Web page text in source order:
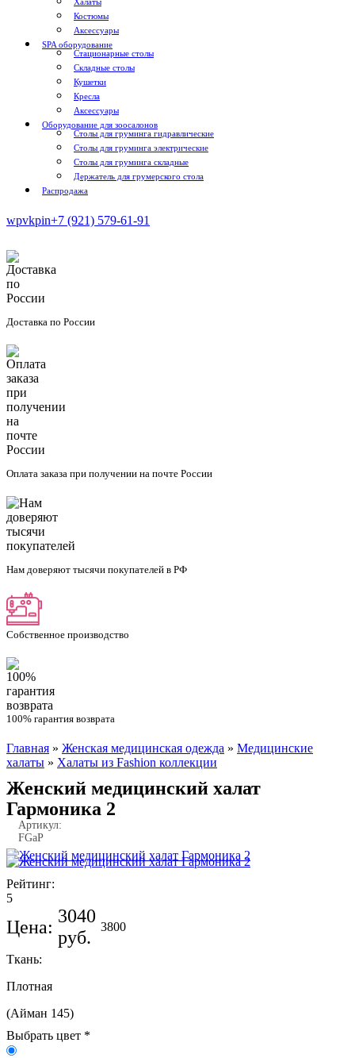
Костюмы
Аксессуары
SPA оборудование
Стационарные столы
Складные столы
Кушетки
Кресла
Аксессуары
Оборудование для зоосалонов
Столы для груминга гидравлические
Столы для груминга электрические
Столы для груминга складные
Держатель для грумерского стола
Распродажа
wpvkpin+7 (921) 579-61-91
Доставка по России
Оплата заказа при получении на почте России
Нам доверяют тысячи покупателей в РФ
Собственное производство
100% гарантия возврата
Вы здесь
Главная » Женская медицинская одежда » Медицинские
халаты » Халаты из Fashion коллекции
Женский медицинский халат
Гармоника 2
Артикул:
FGaP
Рейтинг:
5
Цена:
3040
руб.
3800
Ткань:
Плотная
(Айман 145)